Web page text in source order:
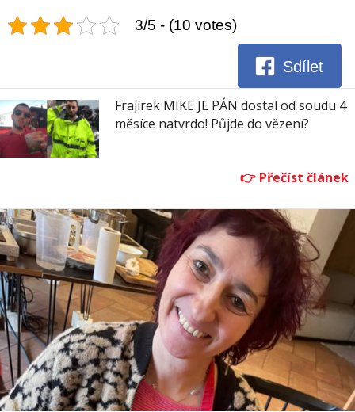
3/5 - (10 votes)
Sdílet
Frajírek MIKE JE PÁN dostal od soudu 4
měsíce natvrdo! Půjde do vězení?